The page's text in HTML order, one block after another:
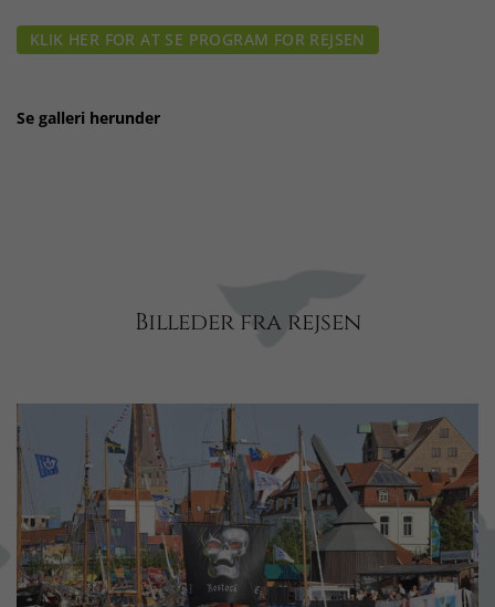
KLIK HER FOR AT SE PROGRAM FOR REJSEN
Se galleri herunder
Billeder fra rejsen